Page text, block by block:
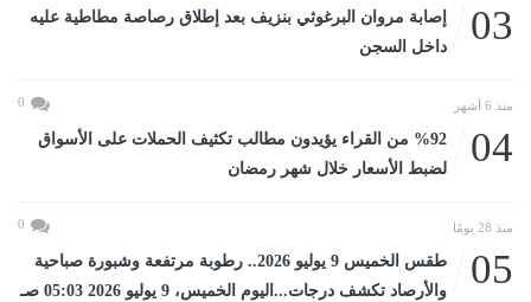
03
إصابة مروان البرغوثي بنزيف بعد إطلاق رصاصة مطاطية عليه
داخل السجن
منذ 6 أشهر 0
04
%92 من القراء يؤيدون مطالب تكثيف الحملات على الأسواق
لضبط الأسعار خلال شهر رمضان
منذ 28 يومًا 0
05
طقس الخميس 9 يوليو 2026.. رطوبة مرتفعة وشبورة صباحية
والأرصاد تكشف درجات...اليوم الخميس، 9 يوليو 2026 05:03 صـ